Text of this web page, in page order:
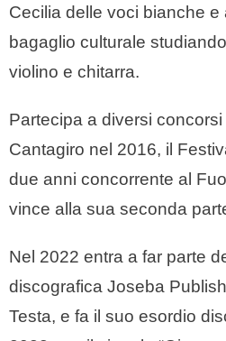
Cecilia delle voci bianche e
bagaglio culturale
violino e chitarra.
Partecipa a diversi concorsi
Cantagiro nel 2016, il
due anni concorrente al
vince alla sua seconda
Nel 2022 entra a far parte
discografica Joseba
Testa, e fa il suo esordio